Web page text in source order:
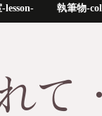
lesson- 執筆物-
て